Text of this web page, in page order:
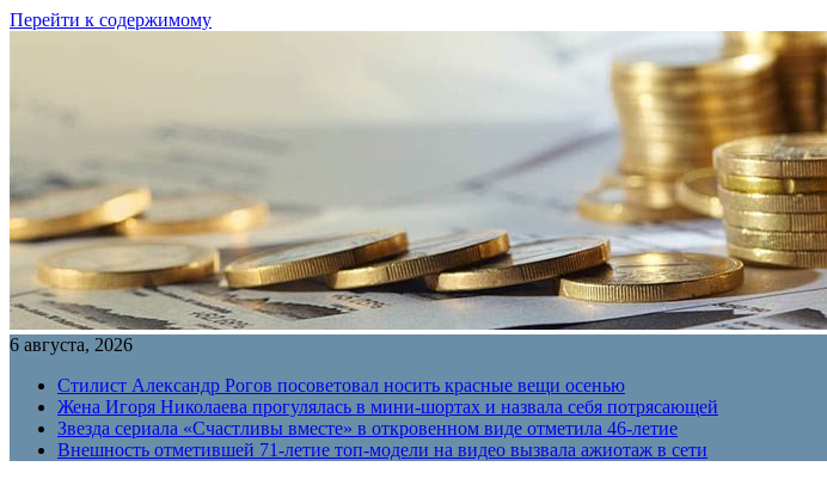
Перейти к содержимому
6 августа, 2026
Стилист Александр Рогов посоветовал носить красные вещи осенью
Жена Игоря Николаева прогулялась в мини-шортах и назвала себя потрясающей
Звезда сериала «Счастливы вместе» в откровенном виде отметила 46-летие
Внешность отметившей 71-летие топ-модели на видео вызвала ажиотаж в сети